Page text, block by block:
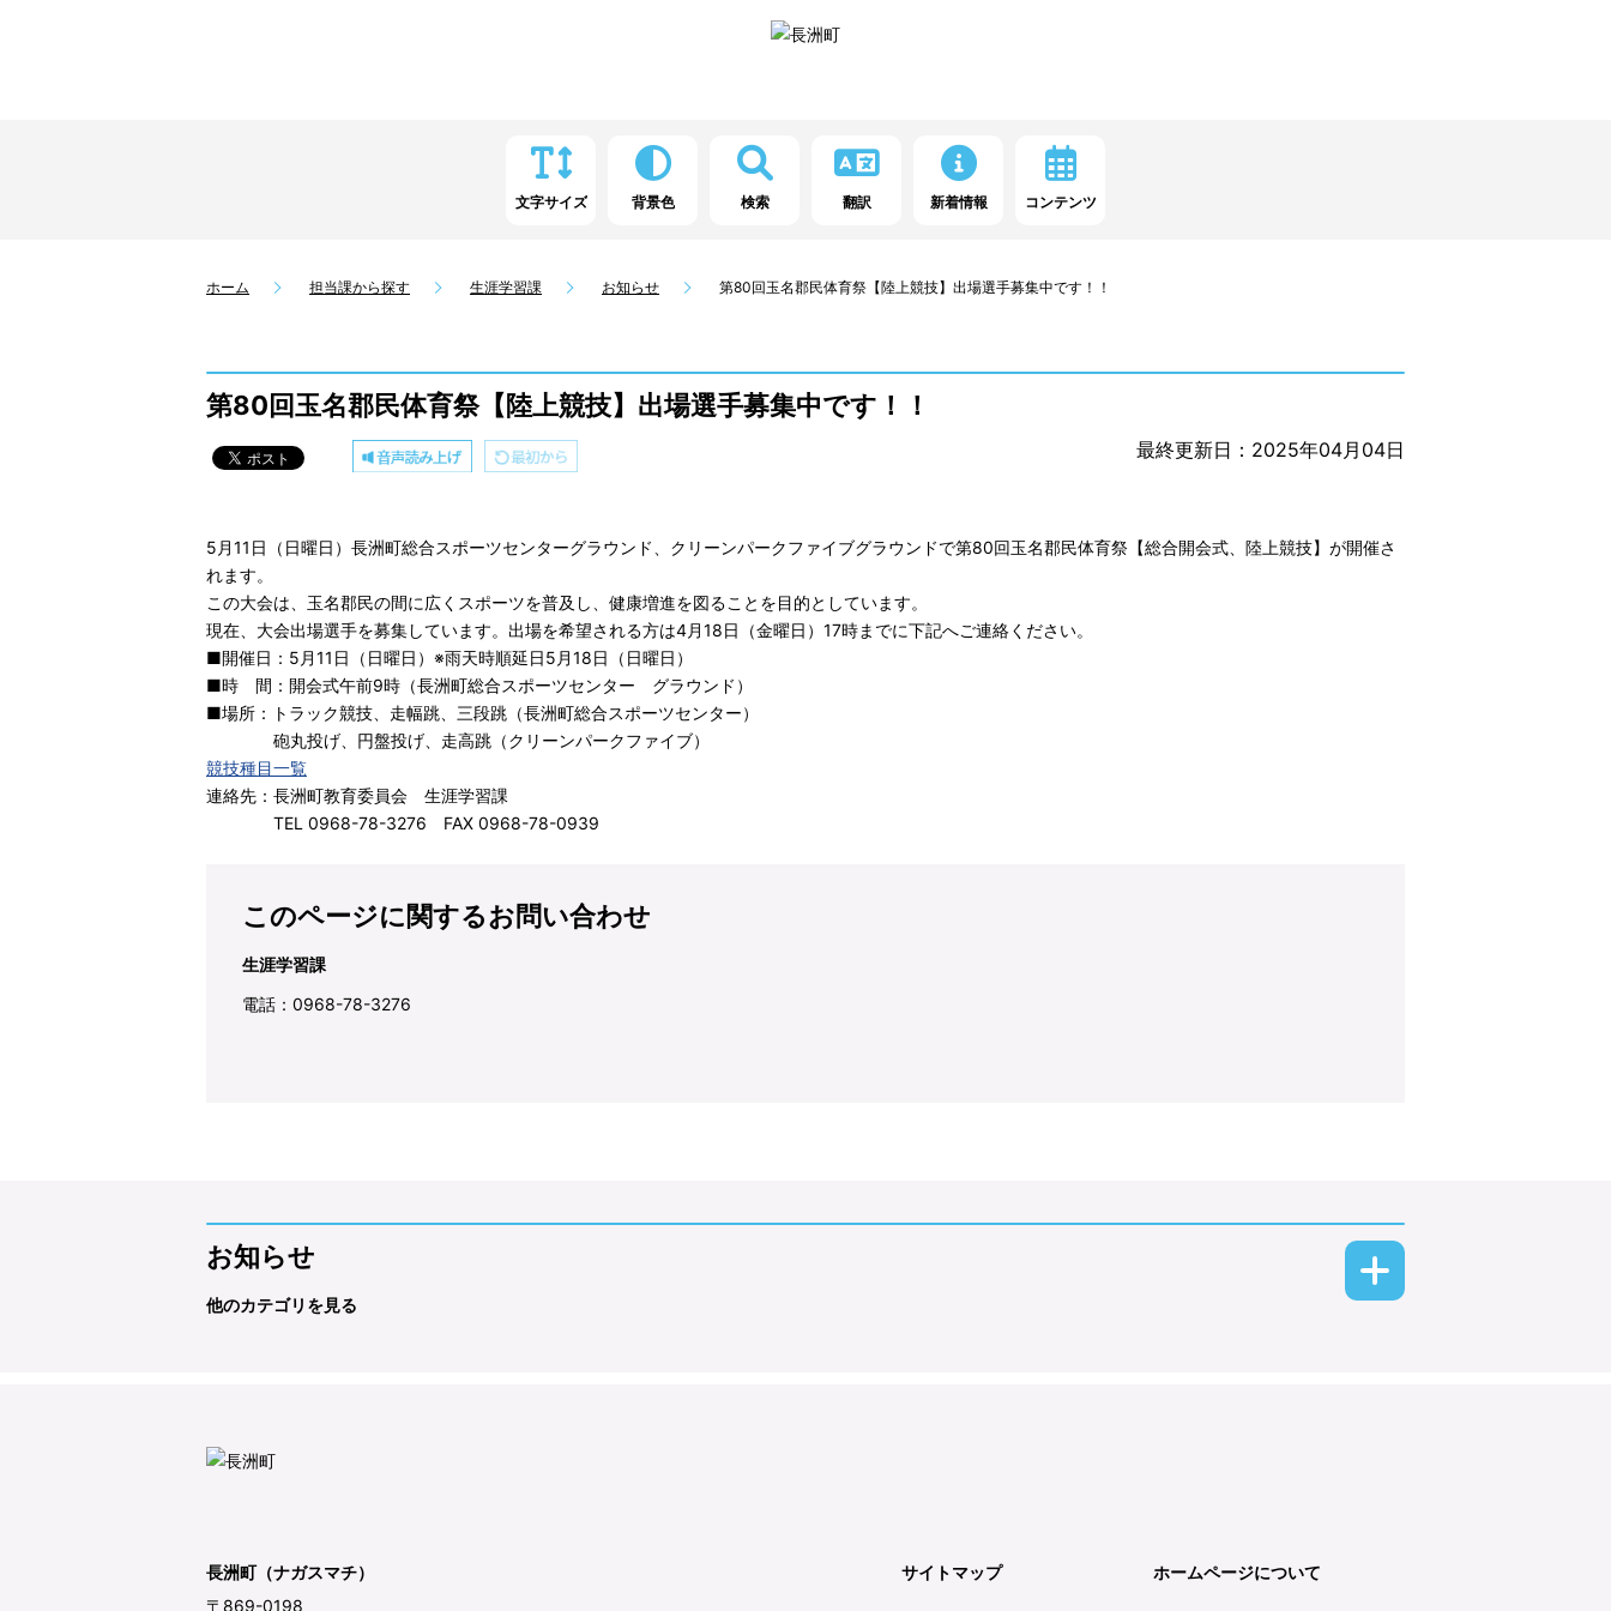
文字サイズ 背景色 検索 翻訳 新着情報 コンテンツ
ホーム 担当課から探す 生涯学習課 お知らせ 第80回玉名郡民体育祭【陸上競技】出場選手募集中です！！
第80回玉名郡民体育祭【陸上競技】出場選手募集中です！！
最終更新日：2025年04月04日
5月11日（日曜日）長洲町総合スポーツセンターグラウンド、クリーンパークファイブグラウンドで第80回玉名郡民体育祭【総合開会式、陸上競技】が開催さ
れます。
この大会は、玉名郡民の間に広くスポーツを普及し、健康増進を図ることを目的としています。
現在、大会出場選手を募集しています。出場を希望される方は4月18日（金曜日）17時までに下記へご連絡ください。
■開催日：5月11日（日曜日）※雨天時順延日5月18日（日曜日）
■時 間：開会式午前9時（長洲町総合スポーツセンター グラウンド）
■場所：トラック競技、走幅跳、三段跳（長洲町総合スポーツセンター）
砲丸投げ、円盤投げ、走高跳（クリーンパークファイブ）
競技種目一覧
連絡先：長洲町教育委員会 生涯学習課
TEL 0968-78-3276 FAX 0968-78-0939
このページに関するお問い合わせ
生涯学習課
電話：0968-78-3276
お知らせ
他のカテゴリを見る
長洲町（ナガスマチ）
〒869-0198
サイトマップ ホームページについて